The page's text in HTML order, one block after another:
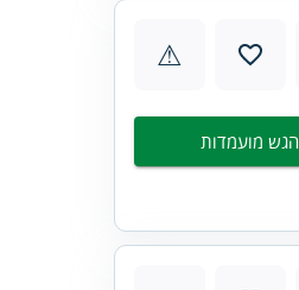
⚠
הגש מועמדות